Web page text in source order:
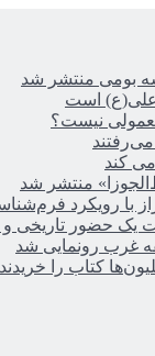
بومی منتشر شد
است
نیست؟
کند
منتشر شد
با رویکرد
یک حضور تاریخی و
کتاب را خریدند و